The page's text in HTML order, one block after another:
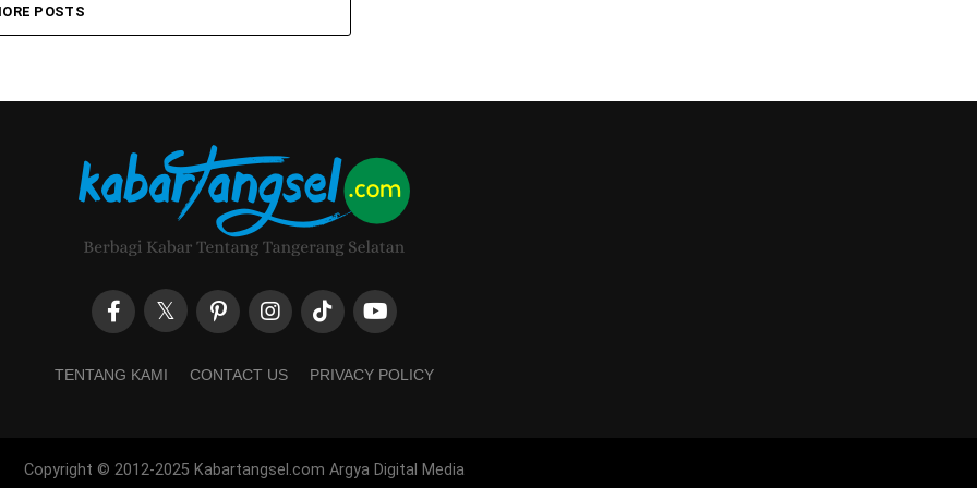
POSTS
TENTANG KAMI CONTACT US PRIVACY POLICY
Copyright © 2012-2025 Kabartangsel.com Argya Digital Media